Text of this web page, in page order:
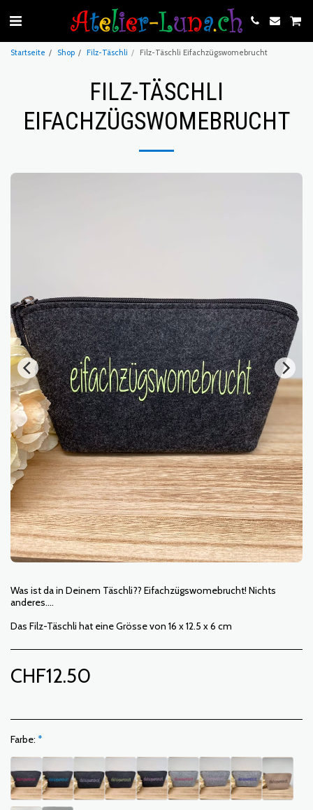
Startseite Shop Filz-Täschli Filz-Täschli Eifachzügswomebrucht
FILZ-TÄSCHLI
EIFACHZÜGSWOMEBRUCHT
Was ist da in Deinem Täschli?? Eifachzügswomebrucht! Nichts
anderes....
Das Filz-Täschli hat eine Grösse von 16 x 12.5 x 6 cm
CHF12.50
Farbe: *